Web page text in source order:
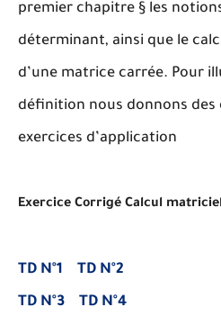
premier chapitre § les
déterminant, ainsi que le
d’une matrice carrée. Pour
définition nous donnons des
exercices d’application
Exercice Corrigé Calcul
TD N°1
TD N°2
TD N°3
TD N°4